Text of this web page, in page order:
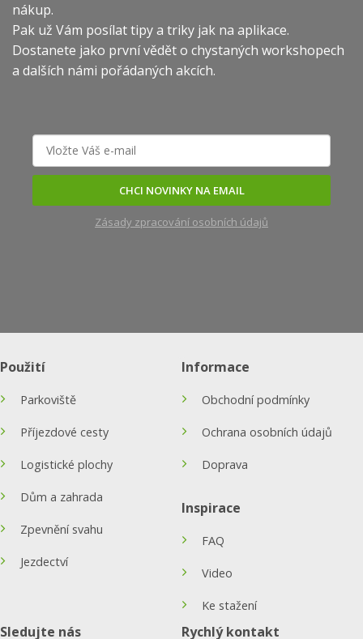
nákup.
Pak už Vám posílat tipy a triky jak na aplikace.
Dostanete jako první vědět o chystaných workshopech
a dalších námi pořádaných akcích.
CHCI NOVINKY NA EMAIL
Zásady zpracování osobních údajů
Použití
Parkoviště
Příjezdové cesty
Logistické plochy
Dům a zahrada
Zpevnění svahu
Jezdectví
Informace
Obchodní podmínky
Ochrana osobních údajů
Doprava
Inspirace
FAQ
Video
Ke stažení
Sledujte nás Rychlý kontakt